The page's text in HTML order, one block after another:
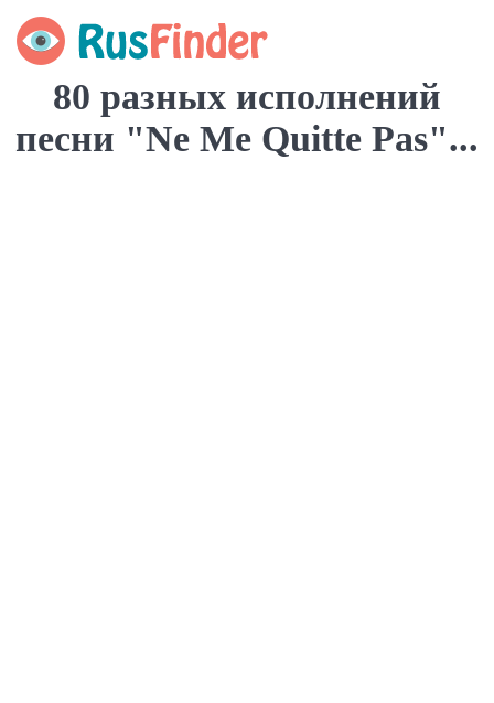
80 разных исполнений
песни "Ne Me Quitte Pas"...